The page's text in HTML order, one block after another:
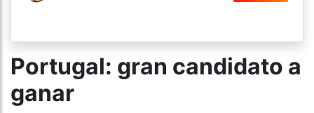
Portugal: gran candidato a
ganar